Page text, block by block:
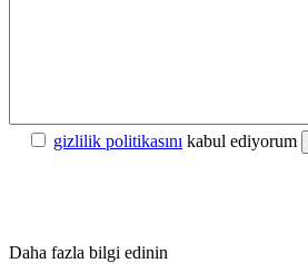
gizlilik politikasını kabul ediyorum
Daha fazla bilgi edinin